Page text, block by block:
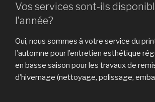
Vos services sont-ils
l’année?
Oui, nous sommes à votre service du
l’automne pour l’entretien esthétique
en basse saison pour les travaux de
d’hivernage (nettoyage, polissage,